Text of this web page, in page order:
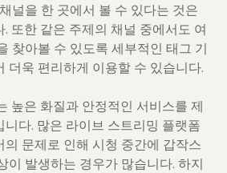
널을 한 곳에서 볼 수 있다는 것은
또한 같은 주제의 채널 중에서도 여
찾아볼 수 있도록 세부적인 태그 기
더욱 편리하게 이용할 수 있습니다.
높은 화질과 안정적인 서비스를 제
다. 많은 라이브 스트리밍 플랫폼
문제로 인해 시청 중간에 갑작스
이 발생하는 경우가 많습니다. 하지